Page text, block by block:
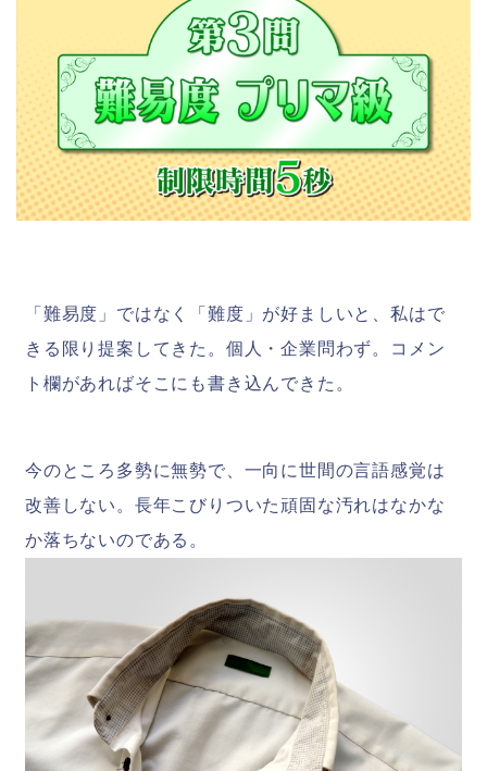
「難易度」ではなく「難度」が好ましいと、私はで
きる限り提案してきた。個人・企業問わず。コメン
ト欄があればそこにも書き込んできた。
今のところ多勢に無勢で、一向に世間の言語感覚は
改善しない。長年こびりついた頑固な汚れはなかな
か落ちないのである。